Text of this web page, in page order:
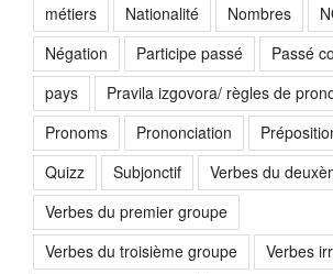
métiers
Nationalité Nombres
Négation
Participe passé
Passé
pays
Pravila izgovora/ règles de
Pronoms
Prononciation
Quizz
Subjonctif
Verbes du
Verbes du premier groupe
Verbes du troisième groupe
Verbes